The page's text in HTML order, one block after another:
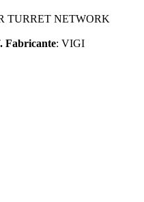
TURRET NETWORK
Fabricante: VIGI